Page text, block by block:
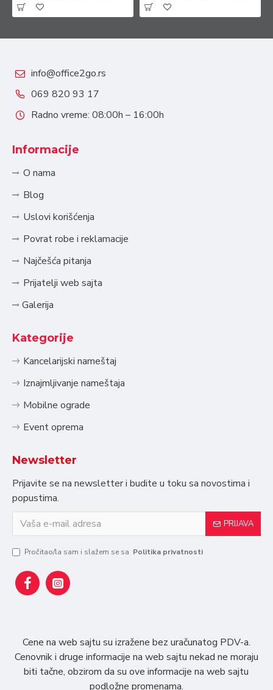
info@office2go.rs
069 820 93 17
Radno vreme: 08:00h – 16:00h
Informacije
O nama
Blog
Uslovi korišćenja
Povrat robe i reklamacije
Najčešća pitanja
Prijatelji web sajta
Galerija
Kategorije
Kancelarijski nameštaj
Iznajmljivanje nameštaja
Mobilne ograde
Event oprema
Newsletter
Prijavite se na newsletter i budite u toku sa novostima i
popustima.
PRIJAVA
Pročitao/la sam i slažem se sa Politika privatnosti
Cene na web sajtu su izražene bez uračunatog PDV-a.
Cenovnik i druge informacije na web sajtu nekad ne moraju
biti tačne, obzirom da su ove informacije na web sajtu
podložne promenama.